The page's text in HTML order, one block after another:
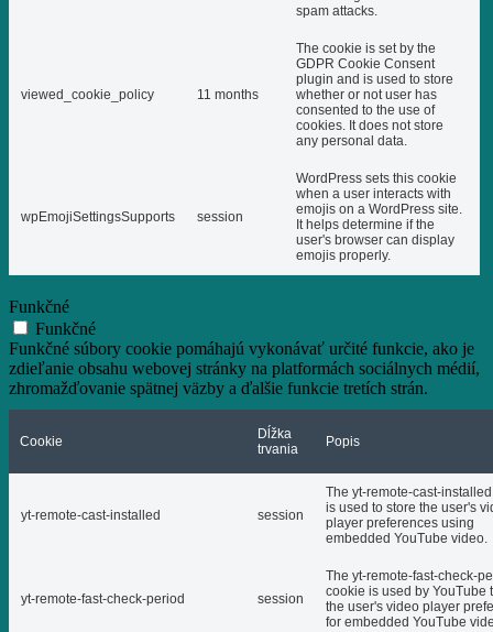
spam attacks.
viewed_cookie_policy 11 months
The cookie is set by the
GDPR Cookie Consent
plugin and is used to store
whether or not user has
consented to the use of
cookies. It does not store
any personal data.
wpEmojiSettingsSupports session
WordPress sets this cookie
when a user interacts with
emojis on a WordPress site.
It helps determine if the
user's browser can display
emojis properly.
Funkčné
Funkčné
Funkčné súbory cookie pomáhajú vykonávať určité funkcie, ako je
zdieľanie obsahu webovej stránky na platformách sociálnych médií,
zhromažďovanie spätnej väzby a ďalšie funkcie tretích strán.
Cookie
Dĺžka
trvania
Popis
yt-remote-cast-installed session
The yt-remote-cast-
is used to store the user's
player preferences using
embedded YouTube video.
yt-remote-fast-check-period session
The yt-remote-fast-check-
cookie is used by YouTube
the user's video player
for embedded YouTube